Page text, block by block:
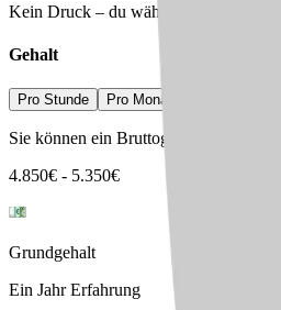
Kein Druck – du wählst den
Gehalt
Pro Stunde Pro Monat
Sie können ein Bruttogehalt erwarten
4.850€ - 5.350€
Grundgehalt
Ein Jahr Erfahrung